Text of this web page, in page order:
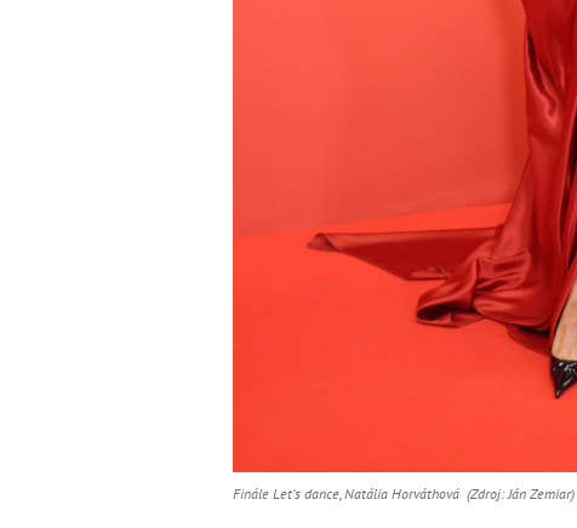
Finále Let's dance, Natália Horváthová (Zdroj: Ján Zemiar)